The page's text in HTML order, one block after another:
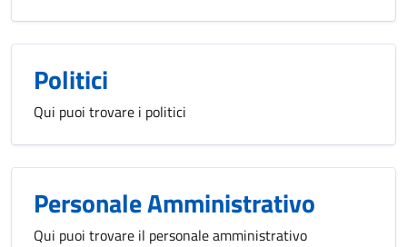
Politici
Qui puoi trovare i politici
Personale Amministrativo
Qui puoi trovare il personale amministrativo